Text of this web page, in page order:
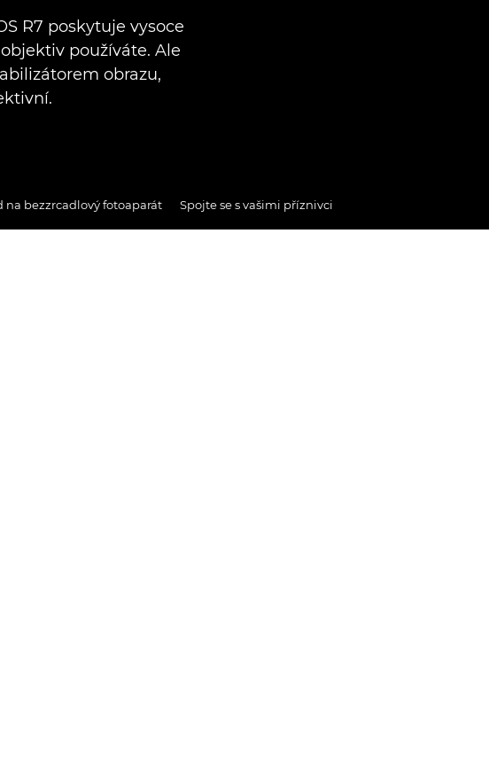
R7 poskytuje vysoce
používáte. Ale
obrazu,
na bezzrcadlový fotoaparát Spojte se s vašimi příznivci